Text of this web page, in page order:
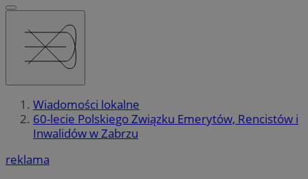
Wiadomości lokalne
60-lecie Polskiego Związku Emerytów, Rencistów i
Inwalidów w Zabrzu
reklama